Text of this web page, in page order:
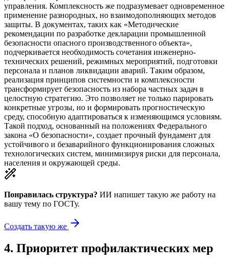
управления. Комплексность же подразумевает одновременное
применение разнородных, но взаимодополняющих методов
защиты. В документах, таких как «Методические
рекомендации по разработке декларации промышленной
безопасности опасного производственного объекта»,
подчеркивается необходимость сочетания инженерно-
технических решений, режимных мероприятий, подготовки
персонала и планов ликвидации аварий. Таким образом,
реализация принципов системности и комплексности
трансформирует безопасность из набора частных задач в
целостную стратегию. Это позволяет не только парировать
конкретные угрозы, но и формировать прогностическую
среду, способную адаптироваться к изменяющимся условиям.
Такой подход, основанный на положениях Федерального
закона «О безопасности», создает прочный фундамент для
устойчивого и безаварийного функционирования сложных
технологических систем, минимизируя риски для персонала,
населения и окружающей среды.
Понравилась структура? ИИ напишет такую же работу на
вашу тему по ГОСТу.
Создать такую же
4. Приоритет профилактических мер